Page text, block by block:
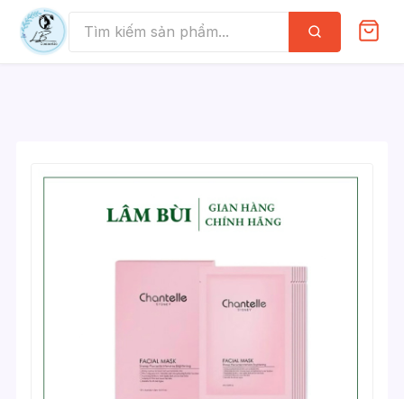
Skip
content
Tìm
kiếm